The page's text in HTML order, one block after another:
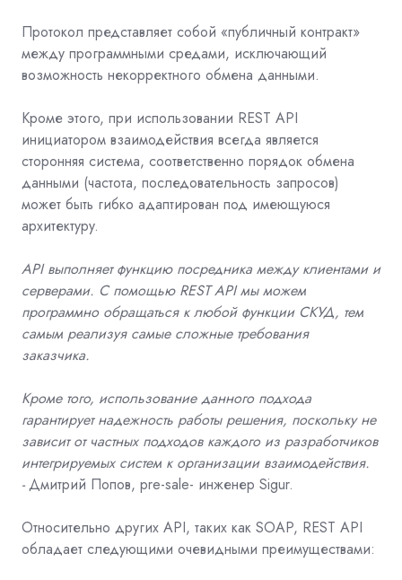
Протокол представляет собой «публичный контракт»
между программными средами, исключающий
возможность некорректного обмена данными.
Кроме этого, при использовании REST API
инициатором взаимодействия всегда является
сторонняя система, соответственно порядок обмена
данными (частота, последовательность запросов)
может быть гибко адаптирован под имеющуюся
архитектуру.
API выполняет функцию посредника между клиентами и
серверами. С помощью REST API мы можем
программно обращаться к любой функции СКУД, тем
самым реализуя самые сложные требования
заказчика.
Кроме того, использование данного подхода
гарантирует надежность работы решения, поскольку не
зависит от частных подходов каждого из разработчиков
интегрируемых систем к организации взаимодействия.
-Дмитрий Попов, pre-sale- инженер Sigur.
Относительно других API, таких как SOAP, REST API
обладает следующими очевидными преимуществами: